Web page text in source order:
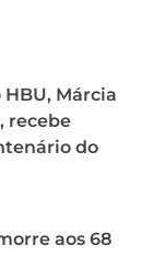
Márcia
recebe
do
aos 68